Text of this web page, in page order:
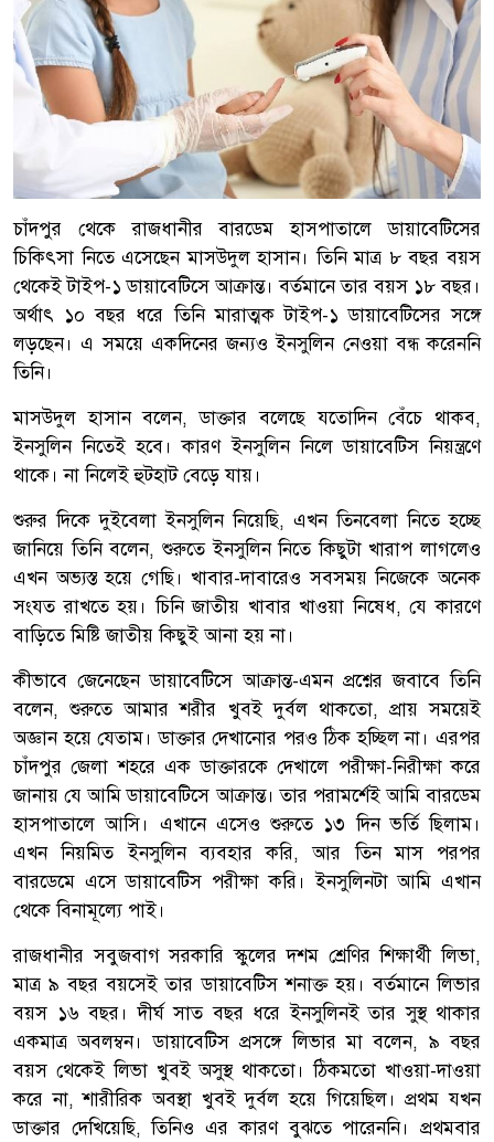
চাঁদপুর থেকে রাজধানীর বারডেম হাসপাতালে ডায়াবেটিসের
চিকিৎসা নিতে এসেছেন মাসউদুল হাসান। তিনি মাত্র ৮ বছর বয়স
থেকেই টাইপ-১ ডায়াবেটিসে আক্রান্ত। বর্তমানে তার বয়স ১৮ বছর।
অর্থাৎ ১০ বছর ধরে তিনি মারাত্মক টাইপ-১ ডায়াবেটিসের সঙ্গে
লড়ছেন। এ সময়ে একদিনের জন্যও ইনসুলিন নেওয়া বন্ধ করেননি
তিনি।
মাসউদুল হাসান বলেন, ডাক্তার বলেছে যতোদিন বেঁচে থাকব,
ইনসুলিন নিতেই হবে। কারণ ইনসুলিন নিলে ডায়াবেটিস নিয়ন্ত্রণে
থাকে। না নিলেই হুটহাট বেড়ে যায়।
শুরুর দিকে দুইবেলা ইনসুলিন নিয়েছি, এখন তিনবেলা নিতে হচ্ছে
জানিয়ে তিনি বলেন, শুরুতে ইনসুলিন নিতে কিছুটা খারাপ লাগলেও
এখন অভ্যস্ত হয়ে গেছি। খাবার-দাবারেও সবসময় নিজেকে অনেক
সংযত রাখতে হয়। চিনি জাতীয় খাবার খাওয়া নিষেধ, যে কারণে
বাড়িতে মিষ্টি জাতীয় কিছুই আনা হয় না।
কীভাবে জেনেছেন ডায়াবেটিসে আক্রান্ত-এমন প্রশ্নের জবাবে তিনি
বলেন, শুরুতে আমার শরীর খুবই দুর্বল থাকতো, প্রায় সময়েই
অজ্ঞান হয়ে যেতাম। ডাক্তার দেখানোর পরও ঠিক হচ্ছিল না। এরপর
চাঁদপুর জেলা শহরে এক ডাক্তারকে দেখালে পরীক্ষা-নিরীক্ষা করে
জানায় যে আমি ডায়াবেটিসে আক্রান্ত। তার পরামর্শেই আমি বারডেম
হাসপাতালে আসি। এখানে এসেও শুরুতে ১৩ দিন ভর্তি ছিলাম।
এখন নিয়মিত ইনসুলিন ব্যবহার করি, আর তিন মাস পরপর
বারডেমে এসে ডায়াবেটিস পরীক্ষা করি। ইনসুলিনটা আমি এখান
থেকে বিনামূল্যে পাই।
রাজধানীর সবুজবাগ সরকারি স্কুলের দশম শ্রেণির শিক্ষার্থী লিভা,
মাত্র ৯ বছর বয়সেই তার ডায়াবেটিস শনাক্ত হয়। বর্তমানে লিভার
বয়স ১৬ বছর। দীর্ঘ সাত বছর ধরে ইনসুলিনই তার সুস্থ থাকার
একমাত্র অবলম্বন। ডায়াবেটিস প্রসঙ্গে লিভার মা বলেন, ৯ বছর
বয়স থেকেই লিভা খুবই অসুস্থ থাকতো। ঠিকমতো খাওয়া-দাওয়া
করে না, শারীরিক অবস্থা খুবই দুর্বল হয়ে গিয়েছিল। প্রথম যখন
ডাক্তার দেখিয়েছি, তিনিও এর কারণ বুঝতে পারেননি। প্রথমবার